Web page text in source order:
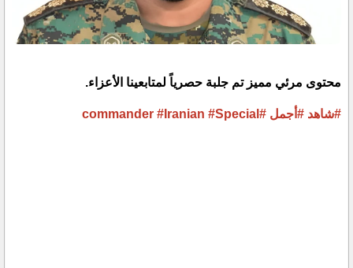
محتوى مرئي مميز تم جلبة حصرياً لمتابعينا الأعزاء.
#شاهد #أجمل #commander
#Iranian #Special